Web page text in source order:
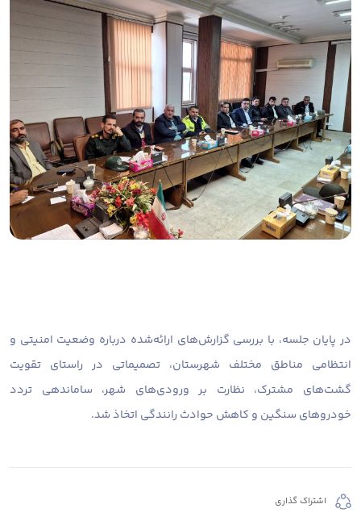
در پایان جلسه، با بررسی گزارش‌های ارائه‌شده درباره وضعیت امنیتی و
انتظامی مناطق مختلف شهرستان، تصمیماتی در راستای تقویت
گشت‌های مشترک، نظارت بر ورودی‌های شهر، ساماندهی تردد
خودروهای سنگین و کاهش حوادث رانندگی اتخاذ شد.
اشتراک گذاری